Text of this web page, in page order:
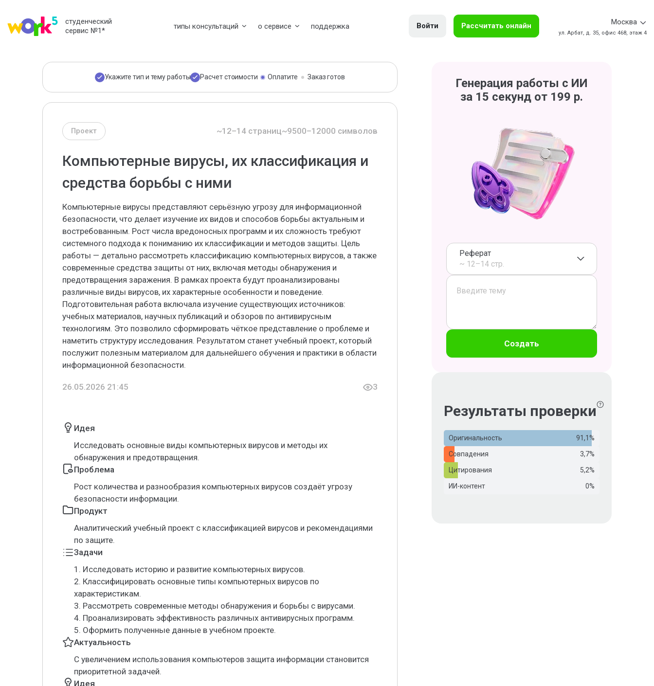
студенческий
сервис №1* типы консультаций о сервисе поддержка Войти Рассчитать онлайн Москва
ул. Арбат, д. 35, офис 468, этаж 4
Укажите тип и тему работы Расчет стоимости Оплатите Заказ готов
Проект ~12–14 страниц~9500–12000 символов
Компьютерные вирусы, их классификация и
средства борьбы с ними
Компьютерные вирусы представляют серьёзную угрозу для информационной
безопасности, что делает изучение их видов и способов борьбы актуальным и
востребованным. Рост числа вредоносных программ и их сложность требуют
системного подхода к пониманию их классификации и методов защиты. Цель
работы — детально рассмотреть классификацию компьютерных вирусов, а также
современные средства защиты от них, включая методы обнаружения и
предотвращения заражения. В рамках проекта будут проанализированы
различные виды вирусов, их характерные особенности и поведение.
Подготовительная работа включала изучение существующих источников:
учебных материалов, научных публикаций и обзоров по антивирусным
технологиям. Это позволило сформировать чёткое представление о проблеме и
наметить структуру исследования. Результатом станет учебный проект, который
послужит полезным материалом для дальнейшего обучения и практики в области
информационной безопасности.
26.05.2026 21:45 3
Идея
Исследовать основные виды компьютерных вирусов и методы их
обнаружения и предотвращения.
Проблема
Рост количества и разнообразия компьютерных вирусов создаёт угрозу
безопасности информации.
Продукт
Аналитический учебный проект с классификацией вирусов и рекомендациями
по защите.
Задачи
1. Исследовать историю и развитие компьютерных вирусов.
2. Классифицировать основные типы компьютерных вирусов по
характеристикам.
3. Рассмотреть современные методы обнаружения и борьбы с вирусами.
4. Проанализировать эффективность различных антивирусных программ.
5. Оформить полученные данные в учебном проекте.
Актуальность
С увеличением использования компьютеров защита информации становится
приоритетной задачей.
Идея
Генерация работы с ИИ
за 15 секунд от 199 р.
Реферат
~ 12–14 стр.
Создать
Результаты проверки
Оригинальность 91,1%
Совпадения 3,7%
Цитирования 5,2%
ИИ-контент 0%